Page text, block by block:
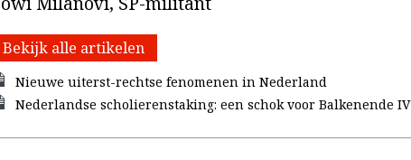
Bekijk alle artikelen
Nieuwe uiterst-rechtse fenomenen in Nederland
Nederlandse scholierenstaking: een schok voor Balkenende IV